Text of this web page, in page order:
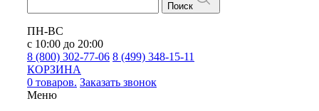
Поиск
ПН-ВС
с 10:00 до 20:00
8 (800) 302-77-06 8 (499) 348-15-11
КОРЗИНА
0 товаров. Заказать звонок
Меню